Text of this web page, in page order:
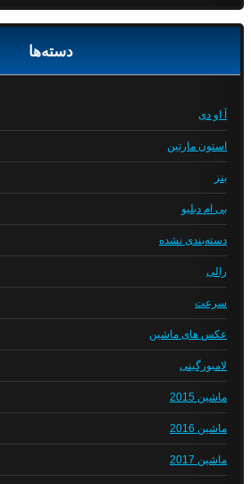
دسته‌ها
آ او دی
استون مارتین
بنز
بی ام دبلیو
دسته‌بندی نشده
رالی
سرعت
عکس های ماشین
لامبورگینی
ماشین 2015
ماشین 2016
ماشین 2017